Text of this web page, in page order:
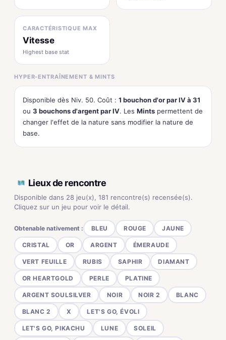
CARACTÉRISTIQUE MAX
Vitesse
Highest base stat
HYPER-ENTRAÎNEMENT & MINTS
Disponible dès Niv. 50. Coût : 1 bouchon d'or par IV à 31
ou 3 bouchons d'argent par IV. Les Mints permettent de
changer l'effet de la nature sans modifier la nature de
base.
Lieux de rencontre
Disponible dans 28 jeu(x), 181 rencontre(s) recensée(s).
Cliquez sur un jeu pour voir le détail.
Obtenable nativement : BLEU ROUGE JAUNE
CRISTAL OR ARGENT ÉMERAUDE
VERT FEUILLE RUBIS SAPHIR DIAMANT
OR HEARTGOLD PERLE PLATINE
ARGENT SOULSILVER NOIR NOIR 2 BLANC
BLANC 2 X LET'S GO, ÉVOLI
LET'S GO, PIKACHU LUNE SOLEIL